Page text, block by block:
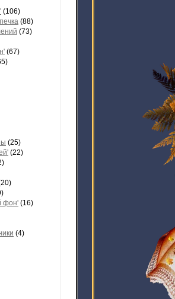
(106)
(88)
(73)
(67)
(25)
(22)
фон' (16)
(4)